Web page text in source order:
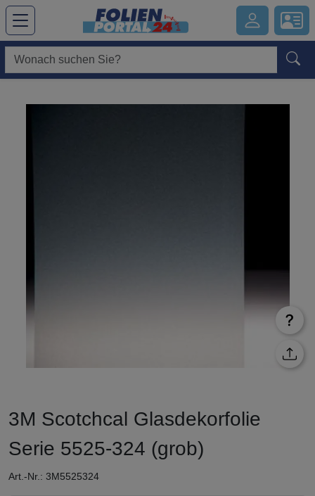
Hauptregion der Seite anspringen
3M Scotchcal Glasdekorfolie
Serie 5525-324 (grob)
Art.-Nr.: 3M5525324